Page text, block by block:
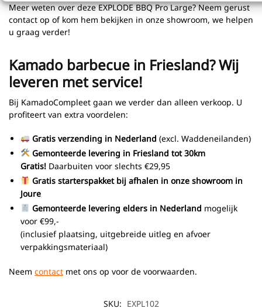
Meer weten over deze EXPLODE BBQ Pro Large? Neem gerust
contact op of kom hem bekijken in onze showroom, we helpen
u graag verder!
Kamado barbecue in Friesland? Wij
leveren met service!
Bij KamadoCompleet gaan we verder dan alleen verkoop. U
profiteert van extra voordelen:
Gratis verzending in Nederland (excl. Waddeneilanden)
Gemonteerde levering in Friesland tot 30km
Gratis! Daarbuiten voor slechts €29,95
Gratis starterspakket bij afhalen in onze showroom in
Joure
Gemonteerde levering elders in Nederland mogelijk
voor €99,-
(inclusief plaatsing, uitgebreide uitleg en afvoer
verpakkingsmateriaal)
Neem contact met ons op voor de voorwaarden.
SKU: EXPL102